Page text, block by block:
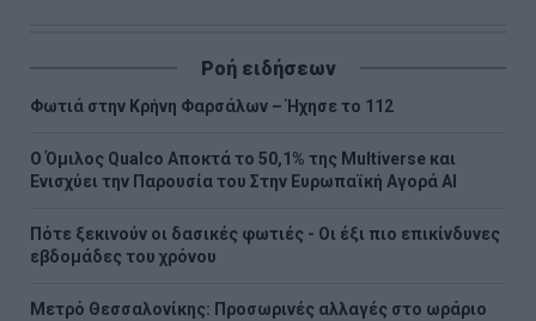
Ροή ειδήσεων
Φωτιά στην Κρήνη Φαρσάλων – Ήχησε το 112
Ο Όμιλος Qualco Αποκτά το 50,1% της Multiverse και
Ενισχύει την Παρουσία του Στην Ευρωπαϊκή Αγορά ΑΙ
Πότε ξεκινούν οι δασικές φωτιές - Oι έξι πιο επικίνδυνες
εβδομάδες του χρόνου
Μετρό Θεσσαλονίκης: Προσωρινές αλλαγές στο ωράριο